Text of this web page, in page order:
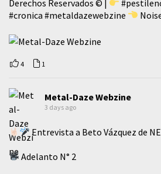
Derechos Reservados © |
#cronica #metaldazewebzine
4 1
Metal-Daze Webzine
3 days ago
Entrevista a Beto Vázquez de
Adelanto N° 2